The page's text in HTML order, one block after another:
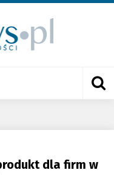
dla firm w